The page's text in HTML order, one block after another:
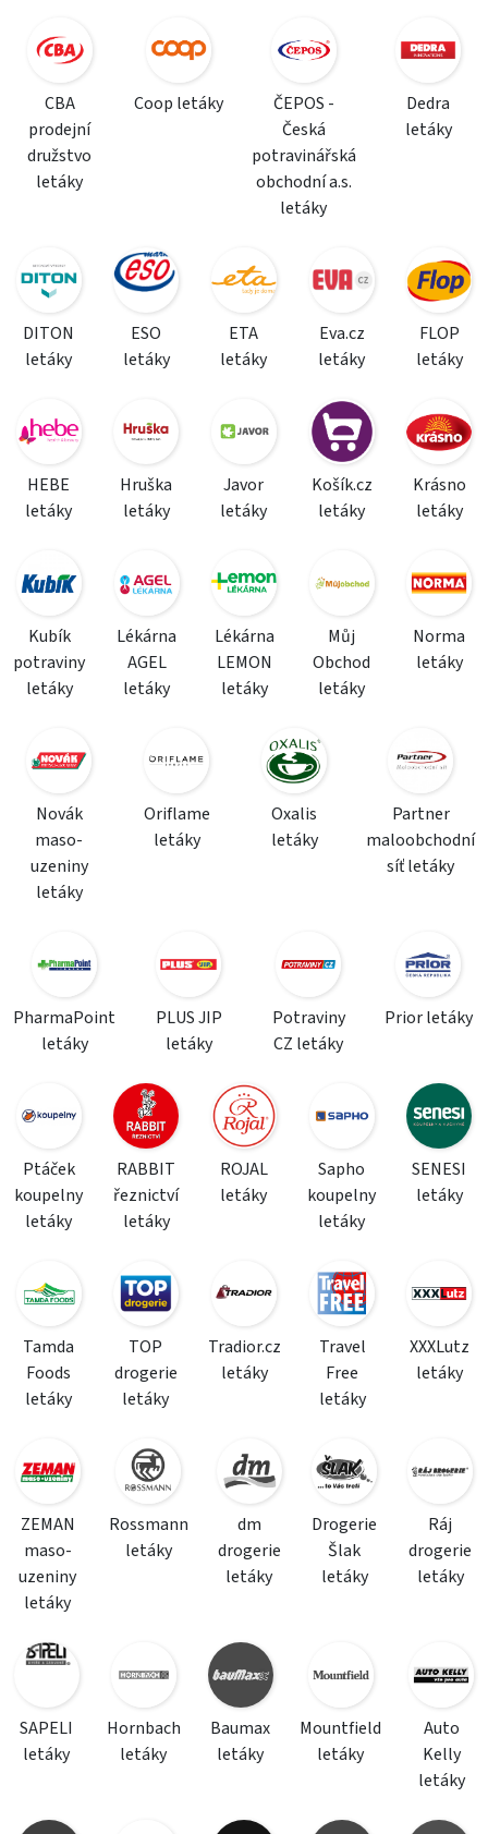
CBA
prodejní
družstvo
letáky
Coop letáky
ČEPOS -
Česká
potravinářská
obchodní a.s.
letáky
Dedra
letáky
DITON
letáky
ESO
letáky
ETA
letáky
Eva.cz
letáky
FLOP
letáky
HEBE
letáky
Hruška
letáky
Javor
letáky
Košík.cz
letáky
Krásno
letáky
Kubík
potraviny
letáky
Lékárna
AGEL
letáky
Lékárna
LEMON
letáky
Můj
Obchod
letáky
Norma
letáky
Novák
maso-
uzeniny
letáky
Oriflame
letáky
Oxalis
letáky
Partner
maloobchodní
síť letáky
PharmaPoint
letáky
PLUS JIP
letáky
Potraviny
CZ letáky
Prior letáky
Ptáček
koupelny
letáky
RABBIT
řeznictví
letáky
ROJAL
letáky
Sapho
koupelny
letáky
SENESI
letáky
Tamda
Foods
letáky
TOP
drogerie
letáky
Tradior.cz
letáky
Travel
Free
letáky
XXXLutz
letáky
ZEMAN
maso-
uzeniny
letáky
Rossmann
letáky
dm
drogerie
letáky
Drogerie
Šlak
letáky
Ráj
drogerie
letáky
SAPELI
letáky
Hornbach
letáky
Baumax
letáky
Mountfield
letáky
Auto
Kelly
letáky